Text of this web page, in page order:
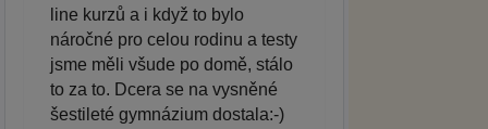
line kurzů a i když to bylo
náročné pro celou rodinu a testy
jsme měli všude po domě, stálo
to za to. Dcera se na vysněné
šestileté gymnázium dostala:-)